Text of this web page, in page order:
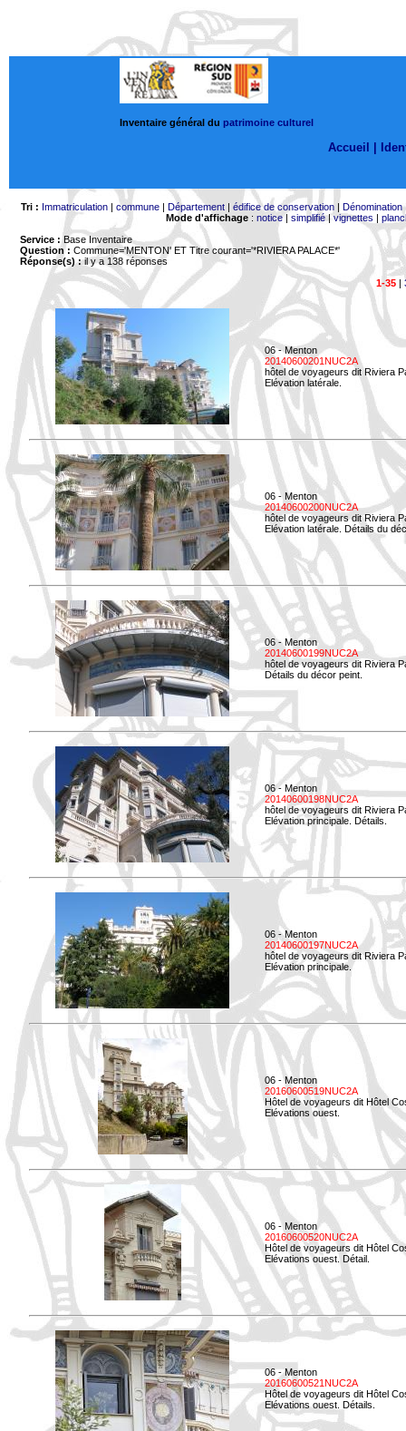
Inventaire général du patrimoine culturel
Accueil |
Tri : Immatriculation| commune| Département| édifice de conservation| Dénomination
Mode d'affichage: notice| simplifié|vignettes |
Service : Base Inventaire
Question : Commune='MENTON' ET Titre courant='*RIVIERA PALACE*'
Réponse(s) :il y a 138 réponses
1-35|
06 - Menton
20140600201NUC2A
hôtel de voyageurs dit Riviera
Elévation latérale.
06 - Menton
20140600200NUC2A
hôtel de voyageurs dit Riviera
Elévation latérale. Détails du
06 - Menton
20140600199NUC2A
hôtel de voyageurs dit Riviera
Détails du décor peint.
06 - Menton
20140600198NUC2A
hôtel de voyageurs dit Riviera
Elévation principale. Détails.
06 - Menton
20140600197NUC2A
hôtel de voyageurs dit Riviera
Elévation principale.
06 - Menton
20160600519NUC2A
Hôtel de voyageurs dit Hôtel
Elévations ouest.
06 - Menton
20160600520NUC2A
Hôtel de voyageurs dit Hôtel
Elévations ouest. Détail.
06 - Menton
20160600521NUC2A
Hôtel de voyageurs dit Hôtel
Elévations ouest. Détails.